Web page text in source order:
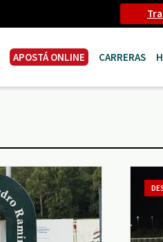
APOSTÁ ONLINE CARRERAS